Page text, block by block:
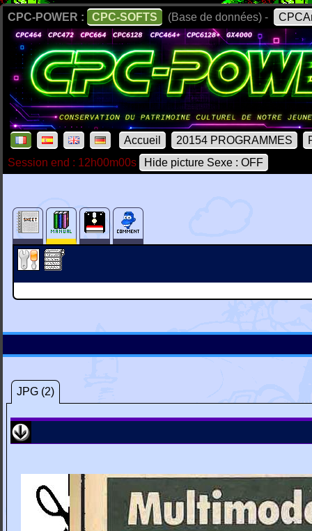
CPC-POWER : CPC-SOFTS (Base de données) -
Accueil 20154 PROGRAMMES
Session end : 12h00m00s
Hide picture Sexe : OFF
JPG (2)